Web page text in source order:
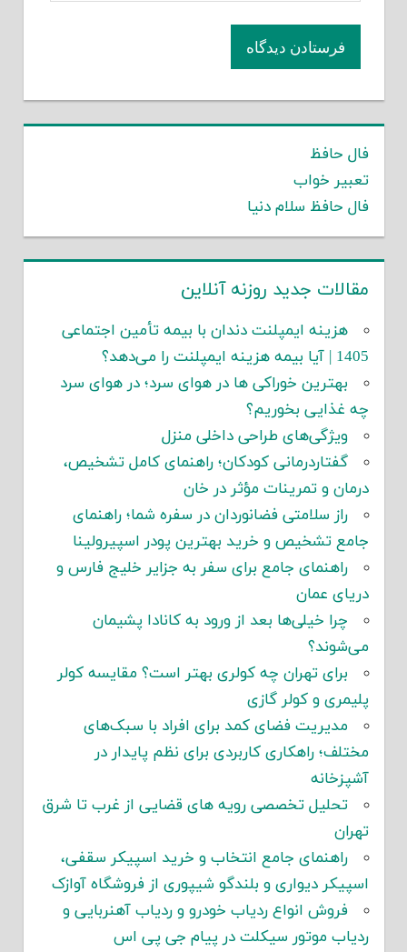
فال حافظ
تعبیر خواب
فال حافظ سلام دنیا
مقالات جدید روزنه آنلاین
هزینه ایمپلنت دندان با بیمه تأمین اجتماعی
1405 | آیا بیمه هزینه ایمپلنت را می‌دهد؟
بهترین خوراکی ها در هوای سرد؛ در هوای سرد
چه غذایی بخوریم؟
ویژگی‌های طراحی داخلی منزل
گفتاردرمانی کودکان؛ راهنمای کامل تشخیص،
درمان و تمرینات مؤثر در خان
راز سلامتی فضانوردان در سفره شما؛ راهنمای
جامع تشخیص و خرید بهترین پودر اسپیرولینا
راهنمای جامع برای سفر به جزایر خلیج فارس و
دریای عمان
چرا خیلی‌ها بعد از ورود به کانادا پشیمان
می‌شوند؟
برای تهران چه کولری بهتر است؟ مقایسه کولر
پلیمری و کولر گازی
مدیریت فضای کمد برای افراد با سبک‌های
مختلف؛ راهکاری کاربردی برای نظم پایدار در
آشپزخانه
تحلیل تخصصی رویه های قضایی از غرب تا شرق
تهران
راهنمای جامع انتخاب و خرید اسپیکر سقفی،
اسپیکر دیواری و بلندگو شیپوری از فروشگاه آوازک
فروش انواع ردیاب خودرو و ردیاب آهنربایی و
ردیاب موتور سیکلت در پیام جی پی اس